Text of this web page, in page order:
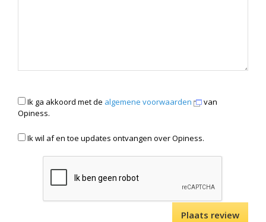
Ik ga akkoord met de algemene voorwaarden
van
Opiness.
Ik wil af en toe updates ontvangen over Opiness.